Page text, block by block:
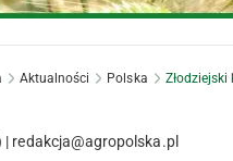
Aktualności Polska
| redakcja@agropolska.pl